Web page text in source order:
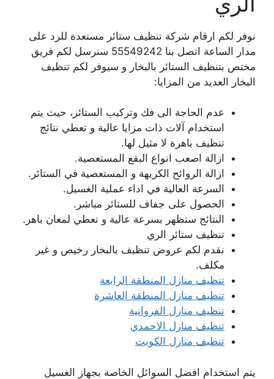
نوفر لكم ارقام شركة تنظيف ستائر مستعدة للرد على
مدار الساعة اتصل بنا 55549242 سنرسل لكم فريق
مختص بتنظيف الستائر بالبخار و سيوفر لكم تنظيف
البخار العديد من المزايا:
عدم الحاجة الى فك وتركيب الستائر، حيث يتم
استخدام آلات ذات مزايا عالية و تعطي نتائج
تنظيف باهرة لا مثيل لها.
ازالة اصعب انواع البقع المستعصية.
ازالة الروائح الكريهة و المستعصية في الستائر.
السرعة العالية في اداء عملية الغسيل.
الحصول على جفاف للستائر مباشر.
النتائج ستظهر بسرعة عالية و تعطي لمعان باهر.
تنظيف ستائر الري
نقدم لكم عروض تنظيف بالبخار رخيص و غير
مكلف.
تنظيف منازل المنطقة الرابعة
تنظيف منازل المنطقة العاشرة
تنظيف منازل الفروانية
تنظيف منازل الاحمدي
تنظيف منازل الكويت
يتم استخدام افضل السوائل الخاصة بجهاز الغسيل